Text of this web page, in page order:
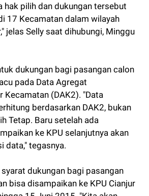
hak pilih dan dukungan tersebut
17 Kecamatan dalam wilayah
jelas Selly saat dihubungi, Minggu
dukungan bagi pasangan calon
pada Data Agregat
Kecamatan (DAK2). "Data
berdasarkan DAK2, bukan
Tetap. Baru setelah ada
ke KPU selanjutnya akan
data," tegasnya.
dukungan bagi pasangan
bisa disampaikan ke KPU Cianjur